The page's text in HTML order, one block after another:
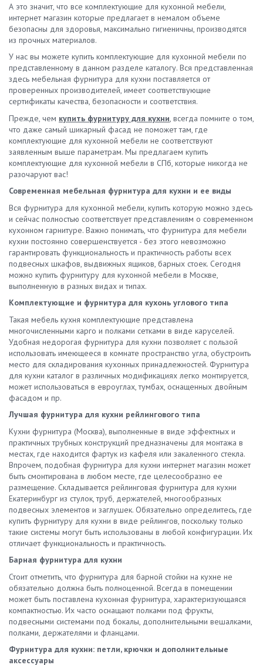
достаточно для оснащения гарнитуров. Цоколь кухонный
алюминиевый. Обладает повышенной надежностью и
прочностью. Металл проходит несколько стадий обработки, в
результате чего становится неподверженным коррозии
металла. Купить анодированный алюминиевый цоколь для
кухни 100 мм или 150 мм стоит для обеспечения
максимальной долговечности интерьеров. Помните также, что
дизайн некоторых кухонь требует установки именно
металлических планок. Постарайтесь купить цоколь для
установить цоколь для мебели на кухне? Для начала
необходимо выбрать и купить крепление для цоколя кухни и
силиконовый уплотнитель, если вы хотите добиться
максимальной изоляции. Обратите внимание и на соответствие
размеров. Обычно магазины предлагают купить цоколь
кухонный 100 мм или 150 мм. Его высота должна быть
достаточной для того, чтобы заполнить пространство между
идет в комплекте – стандартная комплектация включает
панель цоколь, угловые соединения, торцевые заглушки и
клипса для цоколя кухни с клаймером. Как провести крепеж
цоколя кухни: Распакуйте все элементы. Подготовьте планку,
уголок для цоколя кухни и другие комплектующие.
Зафиксируете конструкцию переходниками. Установите клипсы
с обратной стороны заглушки для цоколя кухни. Далее
осуществите крепление цоколя к ножкам кухни простым
защелкиванием. Монтаж не требуется специальных навыков –
мм или 150 мм, учесть размеры и наличие угловых
конструкций, обеспечить соответствие цвета и фактуры
параметрам интерьера. Остальное – дело техники. Цоколь из
пластика для кухни установить проще, с алюминиевыми
конструкциями иногда приходится повозиться. Однако если
следовать инструкции, монтаж займет всего несколько минут.
Где купить цоколь для кухни? Предлагаем купить
алюминиевый или пластиковый цоколь для кухни в Москве,
СПб, Нижнем Новгороде, Тюмени и других городах России.
цоколя кухни соответствуют стандартам. В наличии есть и
нестандартные решения для оригинальных интерьеров. Вы
можете купить цоколь кухонный 100 мм и 150 мм в Москве и
других городах с оперативной доставкой. Мы предлагаем
действительно выгодные условия. Цена на кухонный цоколь
для шкафов и другой мебели ниже средних по рынку
показателей. Свяжитесь с нами, чтобы заказать цоколь для
кухни или получить консультацию.
А это значит, что все комплектующие для кухонной мебели,
интернет магазин которые предлагает в немалом объеме
безопасны для здоровья, максимально гигиеничны, производятся
из прочных материалов.
У нас вы можете купить комплектующие для кухонной мебели по
представленному в данном разделе каталогу. Вся представленная
здесь мебельная фурнитура для кухни поставляется от
проверенных производителей, имеет соответствующие
сертификаты качества, безопасности и соответствия.
Прежде, чем купить фурнитуру для кухни , всегда помните о том,
что даже самый шикарный фасад не поможет там, где
комплектующие для кухонной мебели не соответствуют
заявленным выше параметрам. Мы предлагаем купить
комплектующие для кухонной мебели в СПб, которые никогда не
разочаруют вас!
Современная мебельная фурнитура для кухни и ее виды
Вся фурнитура для кухонной мебели, купить которую можно здесь
и сейчас полностью соответствует представлениям о современном
кухонном гарнитуре. Важно понимать, что фурнитура для мебели
кухни постоянно совершенствуется - без этого невозможно
гарантировать функциональность и практичность работы всех
подвесных шкафов, выдвижных ящиков, барных стоек. Сегодня
можно купить фурнитуру для кухонной мебели в Москве,
выполненную в разных видах и типах.
Комплектующие и фурнитура для кухонь углового типа
Такая мебель кухня комплектующие представлена
многочисленными карго и полками сетками в виде каруселей.
Удобная недорогая фурнитура для кухни позволяет с пользой
использовать имеющееся в комнате пространство угла, обустроить
место для складирования кухонных принадлежностей. Фурнитура
для кухни каталог в различных модификациях легко монтируется,
может использоваться в евроуглах, тумбах, оснащенных двойным
фасадом и пр.
Лучшая фурнитура для кухни рейлингового типа
Кухни фурнитура (Москва), выполненные в виде эффектных и
практичных трубных конструкций предназначены для монтажа в
местах, где находится фартук из кафеля или закаленного стекла.
Впрочем, подобная фурнитура для кухни интернет магазин может
быть смонтирована в любом месте, где целесообразно ее
размещение. Складывается рейлинговая фурнитура для кухни
Екатеринбург из стулок, труб, держателей, многообразных
подвесных элементов и заглушек. Обязательно определитесь, где
купить фурнитуру для кухни в виде рейлингов, поскольку только
такие системы могут быть использованы в любой конфигурации. Их
отличает функциональность и практичность.
Барная фурнитура для кухни
Стоит отметить, что фурнитура для барной стойки на кухне не
обязательно должна быть полноценной. Всегда в помещении
может быть поставлена кухонная фурнитура, характеризующаяся
компактностью. Их часто оснащают полками под фрукты,
подвесными системами под бокалы, дополнительными вешалками,
полками, держателями и фланцами.
Фурнитура для кухни: петли, крючки и дополнительные
аксессуары